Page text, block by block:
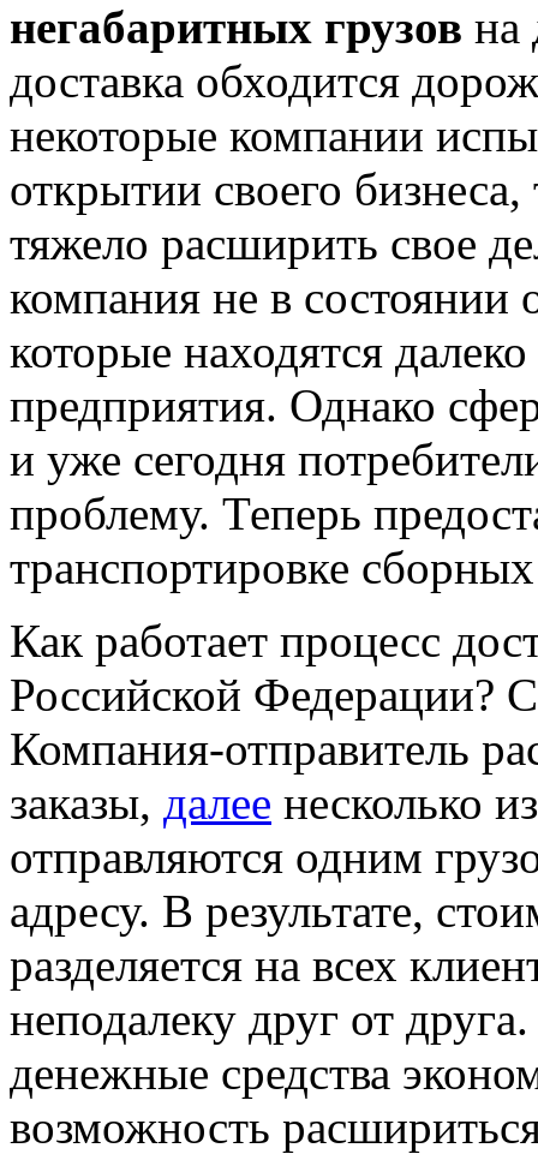
негабаритных грузов на
доставка обходится
некоторые компании
открытии своего
тяжело расширить свое
компания не в состоянии
которые находятся
предприятия. Однако
и уже сегодня
проблему. Теперь
транспортировке
Как работает процесс
Российской Федерации?
Компания-отправитель
заказы, далее несколько
отправляются одним
адресу. В результате,
разделяется на всех
неподалеку друг от
денежные средства
возможность